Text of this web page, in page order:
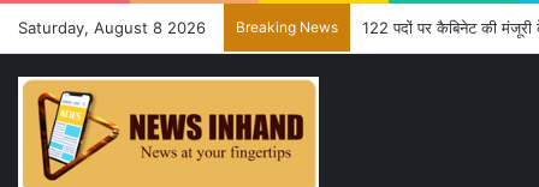
Saturday, August 8 2026 Breaking News 122 पदों पर कैबिनेट की मंजूरी